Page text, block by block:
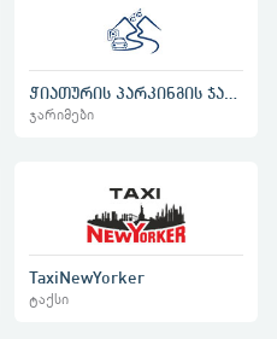
ჯარიმები
TaxiNewYorker
ტაქსი